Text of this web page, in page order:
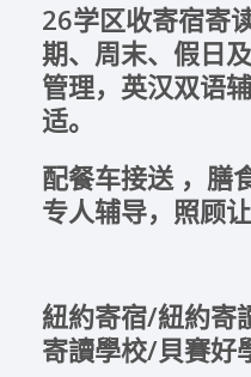
26学区收寄宿寄
期、周末、假日
管理，英汉双语
适。
配餐车接送 ，膳
专人辅导，照顾
紐約寄宿/紐約寄
寄讀學校/貝賽好